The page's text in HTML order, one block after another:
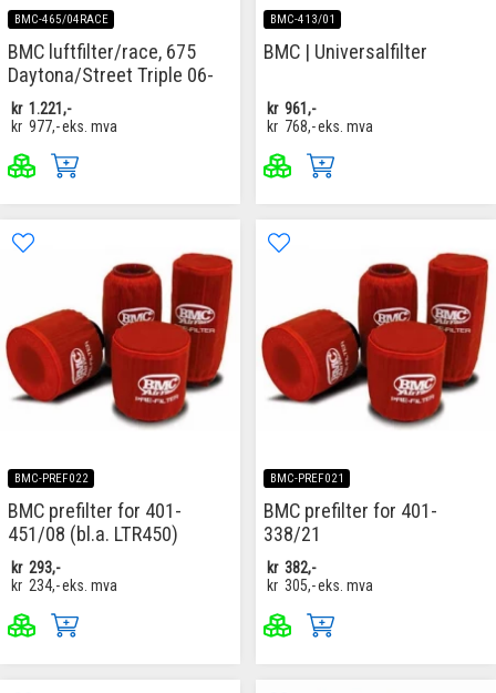
BMC-465/04RACE
BMC luftfilter/race, 675
Daytona/Street Triple 06-
kr 1.221,-
kr 977,-eks. mva
BMC-413/01
BMC | Universalfilter
kr 961,-
kr 768,-eks. mva
BMC-PREF022
BMC prefilter for 401-
451/08 (bl.a. LTR450)
kr 293,-
kr 234,-eks. mva
BMC-PREF021
BMC prefilter for 401-
338/21
kr 382,-
kr 305,-eks. mva